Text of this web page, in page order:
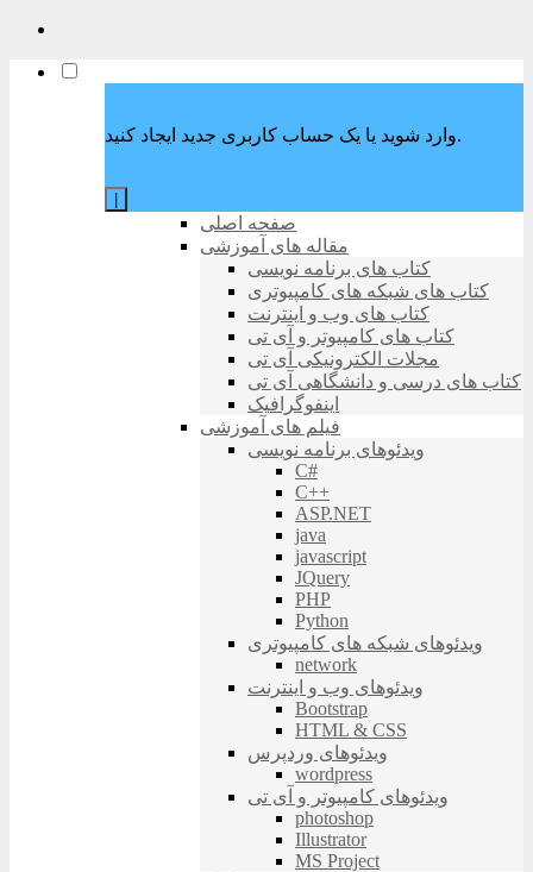
وارد شوید یا یک حساب کاربری جدید ایجاد کنید.
صفحه اصلی
مقاله های آموزشی
کتاب های برنامه نویسی
کتاب های شبکه های کامپیوتری
کتاب های وب و اینترنت
کتاب های کامپیوتر و آی تی
مجلات الکترونیکی آی تی
کتاب های درسی و دانشگاهی آی تی
اینفوگرافیک
فیلم های آموزشی
ویدئوهای برنامه نویسی
C#
C++
ASP.NET
java
javascript
JQuery
PHP
Python
ویدئوهای شبکه های کامپیوتری
network
ویدئوهای وب و اینترنت
Bootstrap
HTML & CSS
ویدئوهای وردپرس
wordpress
ویدئوهای کامپیوتر و آی تی
photoshop
Illustrator
MS Project